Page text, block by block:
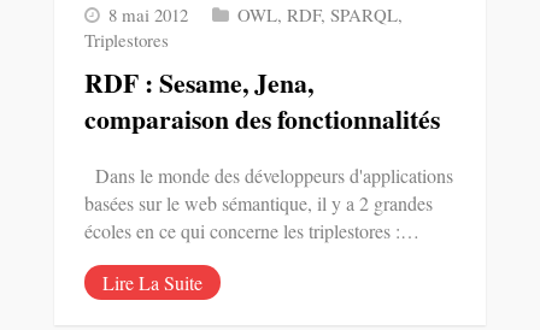
8 mai 2012 OWL, RDF, SPARQL,
Triplestores
RDF : Sesame, Jena,
comparaison des fonctionnalités
Dans le monde des développeurs d'applications
basées sur le web sémantique, il y a 2 grandes
écoles en ce qui concerne les triplestores :…
Lire La Suite